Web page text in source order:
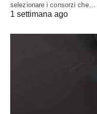
selezionare i consorzi che…
1 settimana ago